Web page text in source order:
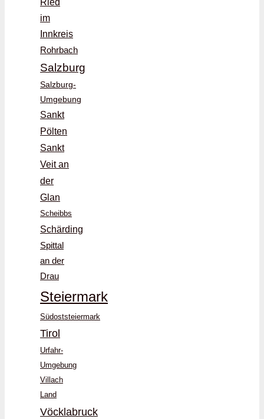
Ried
im
Innkreis
Rohrbach
Salzburg
Salzburg-
Umgebung
Sankt
Pölten
Sankt
Veit an
der
Glan
Scheibbs
Schärding
Spittal
an der
Drau
Steiermark
Südoststeiermark
Tirol
Urfahr-
Umgebung
Villach
Land
Vöcklabruck